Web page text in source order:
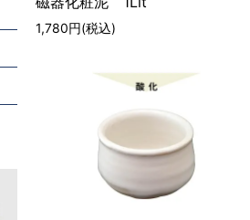
1,780円(税込)